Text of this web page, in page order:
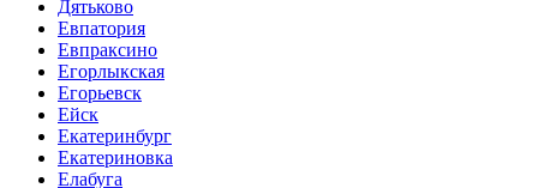
Дятьково
Евпатория
Евпраксино
Егорлыкская
Егорьевск
Ейск
Екатеринбург
Екатериновка
Елабуга